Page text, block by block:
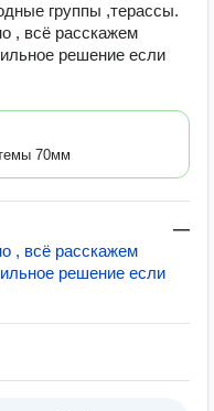
группы ,терассы.
, всё расскажем
решение если
70мм
—
, всё расскажем
решение если